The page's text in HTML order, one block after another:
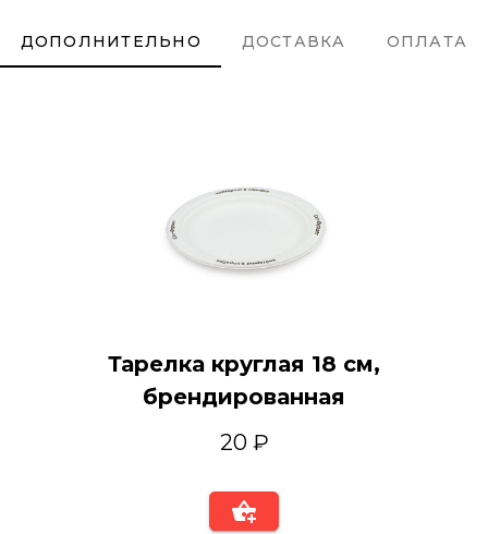
ДОПОЛНИТЕЛЬНО ДОСТАВКА ОПЛАТА
Тарелка круглая 18 см,
брендированная
20 ₽